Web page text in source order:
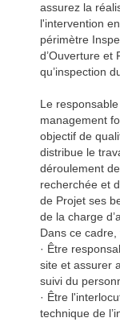
assurez la
l'intervention
périmètre
d’Ouverture et
qu’inspection
Le
management
objectif de
distribue le
déroulement
recherchée et
de Projet ses
de la charge
Dans ce
· Être
site et assurer
suivi du
· Être
technique de